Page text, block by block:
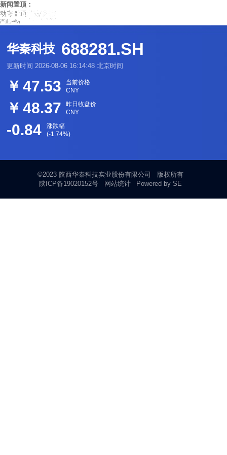
新闻置顶：
动态置顶
严正声明
华秦科技 688281.SH
更新时间 2026-08-06 16:14:48 北京时间
￥ 47.53
当前价格
CNY
￥ 48.37
昨日收盘价
CNY
-0.84
涨跌幅
(-1.74%)
©2023 陕西华秦科技实业股份有限公司
版权所有
陕ICP备19020152号
网站统计 Powered by SE